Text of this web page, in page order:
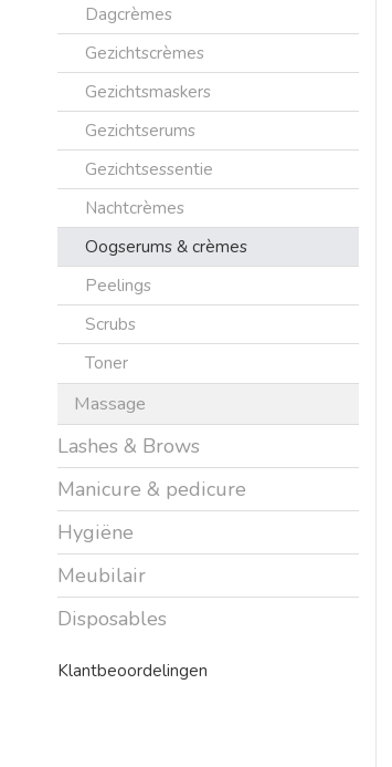
Dagcrèmes
Gezichtscrèmes
Gezichtsmaskers
Gezichtserums
Gezichtsessentie
Nachtcrèmes
Oogserums & crèmes
Peelings
Scrubs
Toner
Massage
Lashes & Brows
Manicure & pedicure
Hygiëne
Meubilair
Disposables
Klantbeoordelingen